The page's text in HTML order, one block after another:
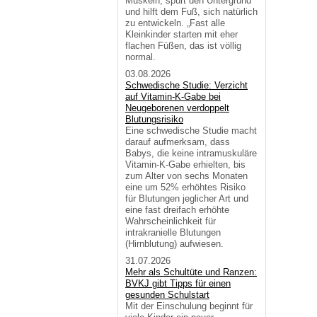
und hilft dem Fuß, sich natürlich
zu entwickeln. „Fast alle
Kleinkinder starten mit eher
flachen Füßen, das ist völlig
normal.
03.08.2026
Schwedische Studie: Verzicht
auf Vitamin-K-Gabe bei
Neugeborenen verdoppelt
Blutungsrisiko
Eine schwedische Studie macht
darauf aufmerksam, dass
Babys, die keine intramuskuläre
Vitamin-K-Gabe erhielten, bis
zum Alter von sechs Monaten
eine um 52% erhöhtes Risiko
für Blutungen jeglicher Art und
eine fast dreifach erhöhte
Wahrscheinlichkeit für
intrakranielle Blutungen
(Hirnblutung) aufwiesen.
31.07.2026
Mehr als Schultüte und Ranzen:
BVKJ gibt Tipps für einen
gesunden Schulstart
Mit der Einschulung beginnt für